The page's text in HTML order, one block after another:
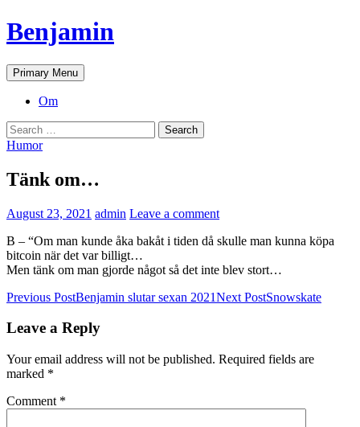
Skip
to
Benjamin
Search
Primary Menu
Om
Search
for:
Humor
Tänk om…
August 23, 2021 admin Leave a comment
B – “Om man kunde åka bakåt i tiden då skulle man kunna köpa
bitcoin när det var billigt…
Men tänk om man gjorde något så det inte blev stort…
Post
navigation
Previous PostBenjamin slutar sexan 2021Next PostSnowskate
Leave a Reply
Your email address will not be published. Required fields are
marked *
Comment *